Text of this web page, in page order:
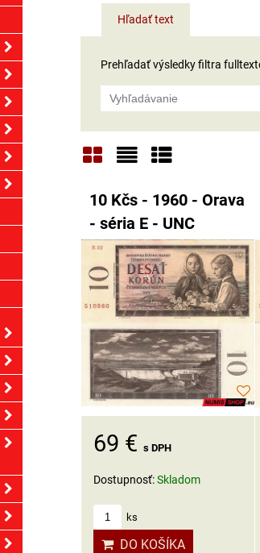
Hľadať text
Prehľadať výsledky filtra
10 Kčs - 1960 - Orava
- séria E - UNC
69 € s DPH
Dostupnosť:Skladom
ks
DO KOŠÍKA